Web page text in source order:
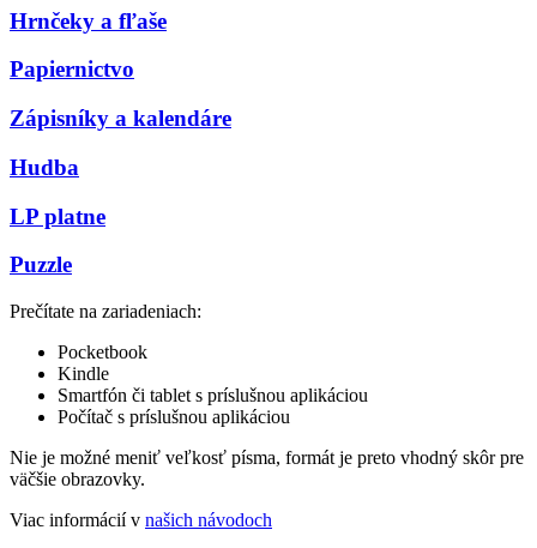
Hrnčeky a fľaše
Papiernictvo
Zápisníky a kalendáre
Hudba
LP platne
Puzzle
Prečítate na zariadeniach:
Pocketbook
Kindle
Smartfón či tablet s príslušnou aplikáciou
Počítač s príslušnou aplikáciou
Nie je možné meniť veľkosť písma, formát je preto vhodný skôr pre
väčšie obrazovky.
Viac informácií v našich návodoch